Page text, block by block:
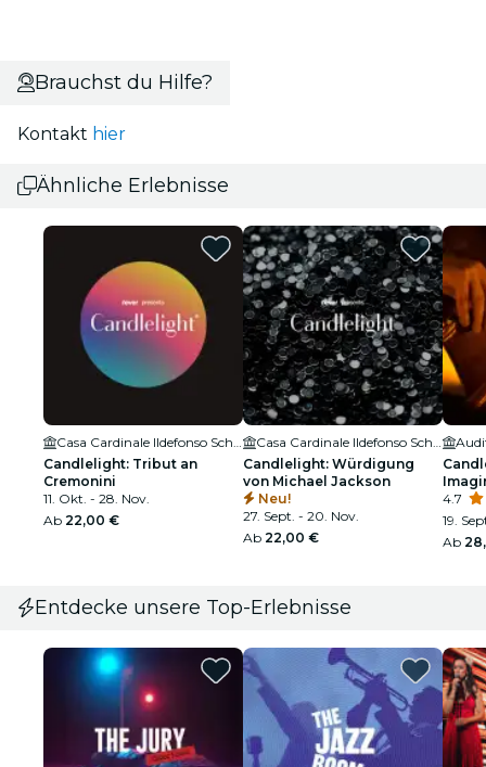
Brauchst du Hilfe?
Kontakt hier
Ähnliche Erlebnisse
Candlelight: Tribut an
Cremonini
11. Okt. - 28. Nov.
Ab 22,00 €
Candlelight: Würdigung
von Michael Jackson
Neu!
27. Sept. - 20. Nov.
Ab 22,00 €
4.7
19.
Ab
Entdecke unsere Top-Erlebnisse